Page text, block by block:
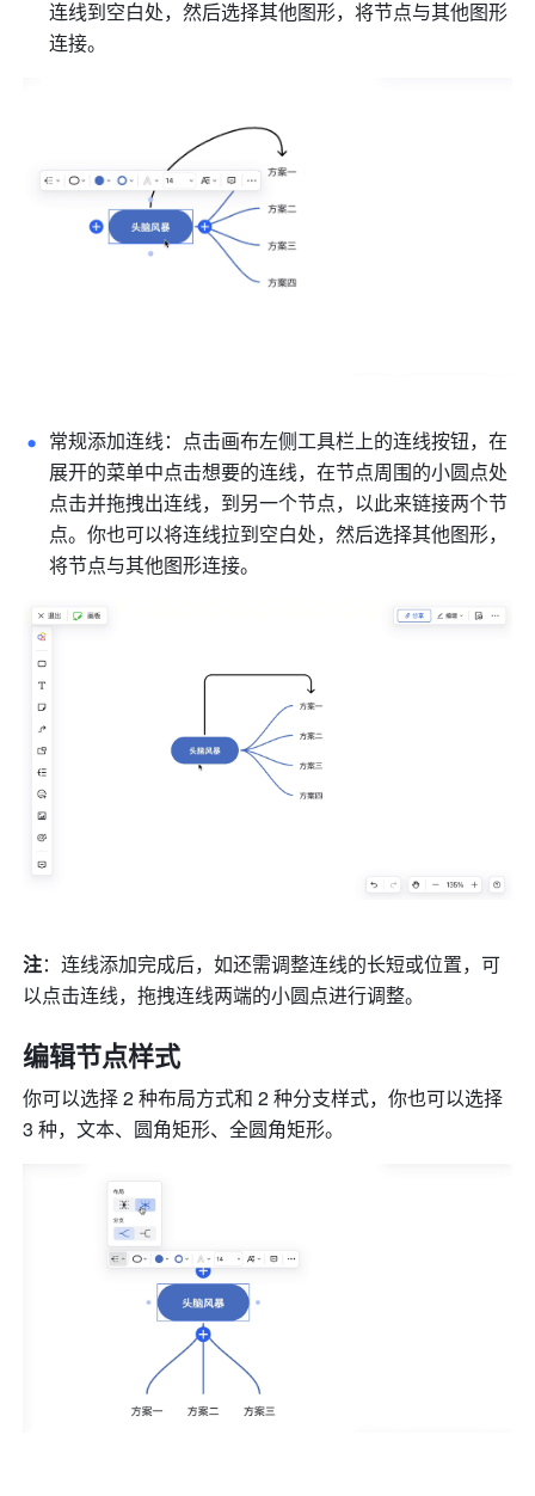
连线到空白处，然后选择其他图形，将节点与其他图形
连接。
常规添加连线：点击画布左侧工具栏上的连线按钮，在
展开的菜单中点击想要的连线，在节点周围的小圆点处
点击并拖拽出连线，到另一个节点，以此来链接两个节
点。你也可以将连线拉到空白处，然后选择其他图形，
将节点与其他图形连接。
注：连线添加完成后，如还需调整连线的长短或位置，可
以点击连线，拖拽连线两端的小圆点进行调整。
编辑节点样式
你可以选择 2 种布局方式和 2 种分支样式，你也可以选择
3 种，文本、圆角矩形、全圆角矩形。